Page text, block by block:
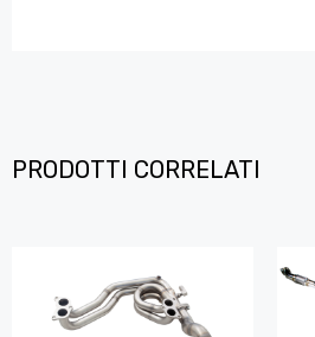
PRODOTTI CORRELATI